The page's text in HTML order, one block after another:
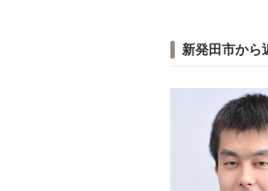
新発田市から